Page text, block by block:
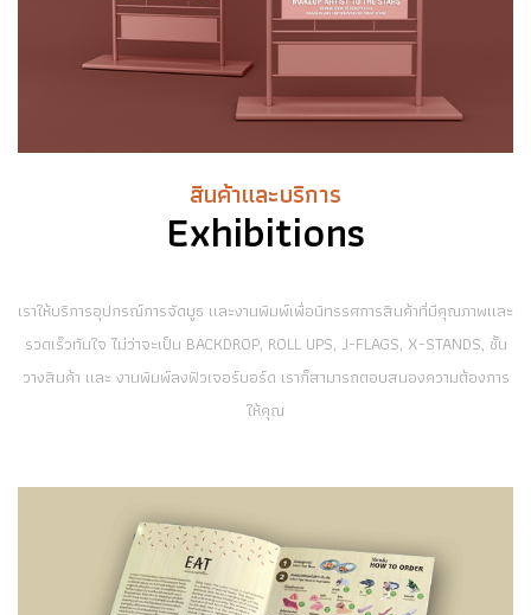
สินค้าและบริการ
Exhibitions
เราให้บริการอุปกรณ์การจัดบูธ และงานพิมพ์เพื่อนิทรรศการสินค้าที่มีคุณภาพและ
รวดเร็วทันใจ ไม่ว่าจะเป็น BACKDROP, ROLL UPS, J-FLAGS, X-STANDS, ชั้น
วางสินค้า และ งานพิมพ์ลงฟิวเจอร์บอร์ด เราก็สามารถตอบสนองความต้องการ
ให้คุณ